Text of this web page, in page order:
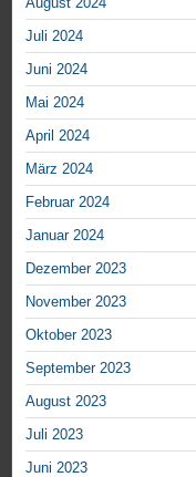
Juli 2024
Juni 2024
Mai 2024
April 2024
März 2024
Februar 2024
Januar 2024
Dezember 2023
November 2023
Oktober 2023
September 2023
August 2023
Juli 2023
Juni 2023